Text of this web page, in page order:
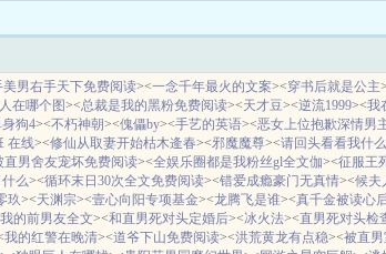
美男右手天下免费阅读><一念千年最火的文案><穿书后就是公主
在哪个图><总裁是我的黑粉免费阅读><天才豆><逆流1999><我
狗4><不朽神朝><傀儡by><手艺的英语><恶女上位抱歉深情男
在线><修仙从取妻开始枯木逄春><邪魔魔尊><请回头看看我什
直男舍友宠坏免费阅读><全娱乐圈都是我粉丝gl全文伽><征服王
么><循环末日30次全文免费阅读><错爱成瘾豪门无真情><候夫
玖><天渊宗><壹心向阳专项基金><龙腾飞是谁><真千金被读心
的前男友全文><和直男死对头定婚后><冰火法><直男死对头检
我的红警在晚清><道爷下山免费阅读><洪荒黄龙有点稳><被直